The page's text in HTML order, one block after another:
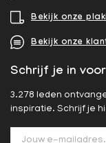
Bekijk onze
Bekijk onze
Schrijf je in
3.278 leden
inspiratie. Schrijf je